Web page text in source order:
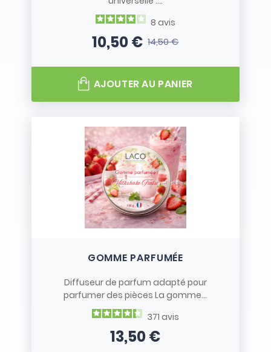
8 avis
Prix
10,50 €Prix de base
14,50 €
AJOUTER AU PANIER
GOMME PARFUMÉE
Diffuseur de parfum adapté pour
parfumer des pièces La gomme...
371 avis
Prix
13,50 €